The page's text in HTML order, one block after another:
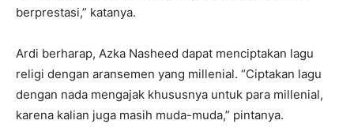
berprestasi,” katanya.
Ardi berharap, Azka Nasheed dapat menciptakan lagu
religi dengan aransemen yang millenial. “Ciptakan lagu
dengan nada mengajak khususnya untuk para millenial,
karena kalian juga masih muda-muda,” pintanya.